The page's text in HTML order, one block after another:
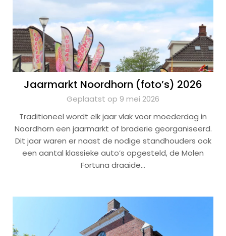
Jaarmarkt Noordhorn (foto’s) 2026
Geplaatst op 9 mei 2026
Traditioneel wordt elk jaar vlak voor moederdag in
Noordhorn een jaarmarkt of braderie georganiseerd.
Dit jaar waren er naast de nodige standhouders ook
een aantal klassieke auto’s opgesteld, de Molen
Fortuna draaide…